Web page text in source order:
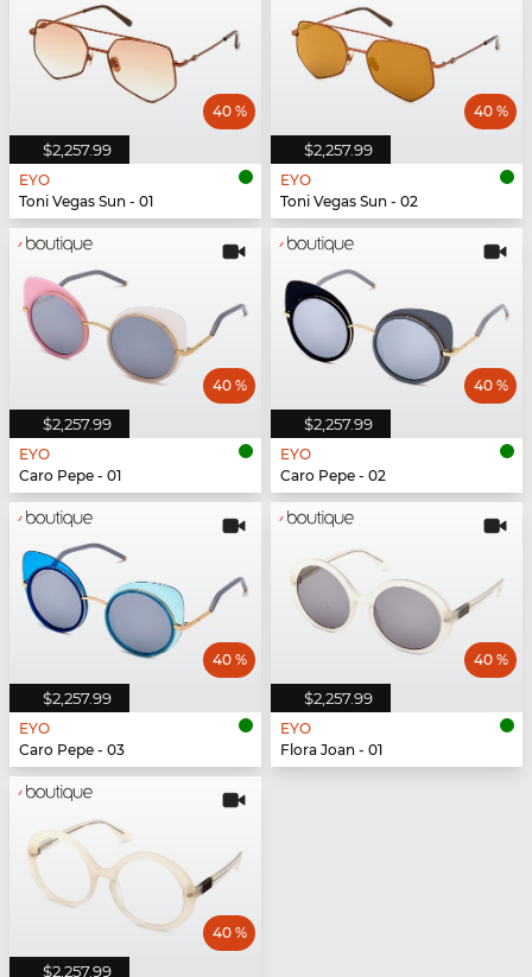
$2,257.99
40 %
EYO
Toni Vegas Sun - 01
$2,257.99
40 %
EYO
Toni Vegas Sun - 02
$2,257.99
40 %
EYO
Caro Pepe - 01
$2,257.99
40 %
EYO
Caro Pepe - 02
$2,257.99
40 %
EYO
Caro Pepe - 03
$2,257.99
40 %
EYO
Flora Joan - 01
$2,257.99
40 %